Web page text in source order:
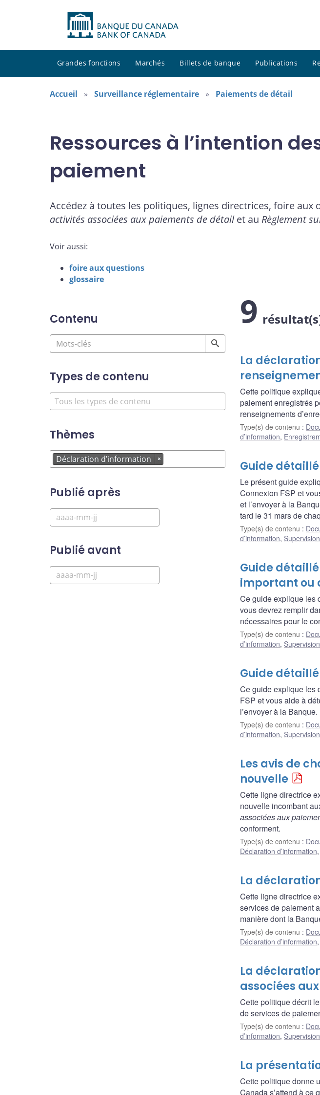
Grandes fonctions Marchés Billets de banque Publications
Accueil Surveillance réglementaire Paiements de détail
Ressources à l’intention
paiement
Accédez à toutes les politiques, lignes directrices, foire
activités associées aux paiements de détailet au Règlement
Voir aussi:
foire aux questions
glossaire
9
La
Cette politique
paiement enregistrés
renseignements
Type(s) de contenu :
d’information,
Guide
Le présent guide
Connexion FSP et
et l’envoyer à la
tard le 31 mars de
Type(s) de contenu :
d’information, Supervision
Guide
important ou
Ce guide explique les
vous devrez remplir
nécessaires pour le
Type(s) de contenu :
d’information, Supervision
Guide
Ce guide explique les
FSP et vous aide à
l’envoyer à la Banque.
Type(s) de contenu :
d’information, Supervision
Les avis de
nouvelle
Cette ligne directrice
nouvelle incombant
associées aux
conforment.
Type(s) de contenu :
Déclaration d’information,
La
Cette ligne directrice
services de paiement
manière dont la
Type(s) de contenu :
Déclaration d’information,
La
associées
Cette politique décrit
de services de
Type(s) de contenu :
d’information, Supervision
La
Cette politique donne
Canada s’attend à ce
Contenu
Types de contenu
Thèmes
Déclaration d’information ×
Publié après
Publié avant